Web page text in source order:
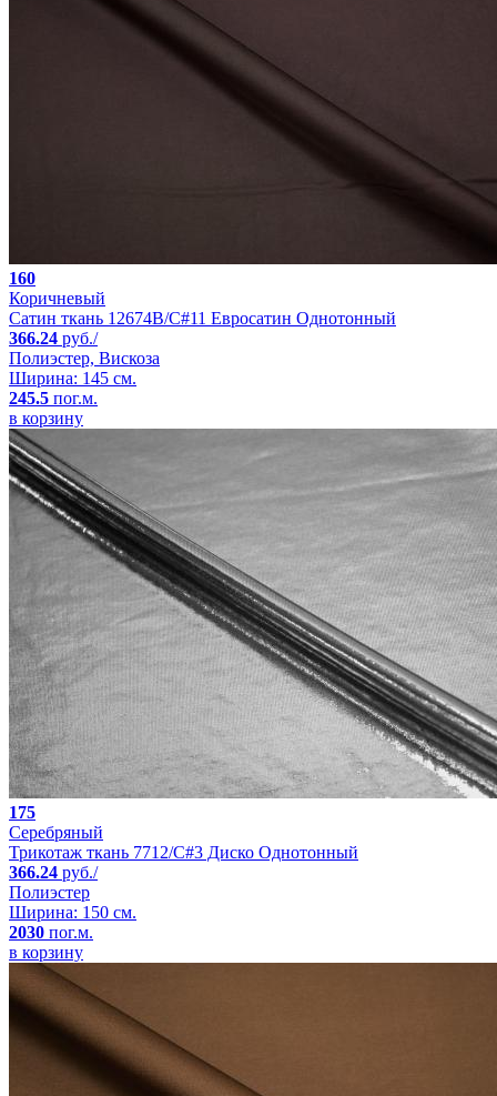
160
Коричневый
Сатин ткань 12674B/C#11 Евросатин Однотонный
366.24 руб./
Полиэстер, Вискоза
Ширина: 145 см.
245.5 пог.м.
в корзину
175
Серебряный
Трикотаж ткань 7712/C#3 Диско Однотонный
366.24 руб./
Полиэстер
Ширина: 150 см.
2030 пог.м.
в корзину